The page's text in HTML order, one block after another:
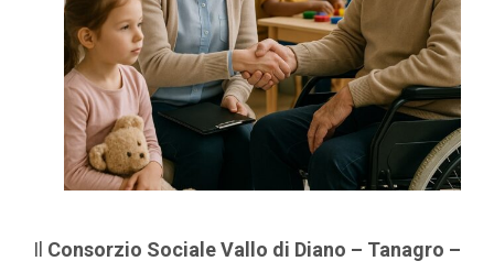
Il Consorzio Sociale Vallo di Diano – Tanagro –